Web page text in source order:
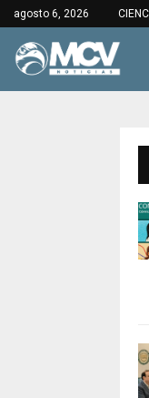
agosto 6, 2026